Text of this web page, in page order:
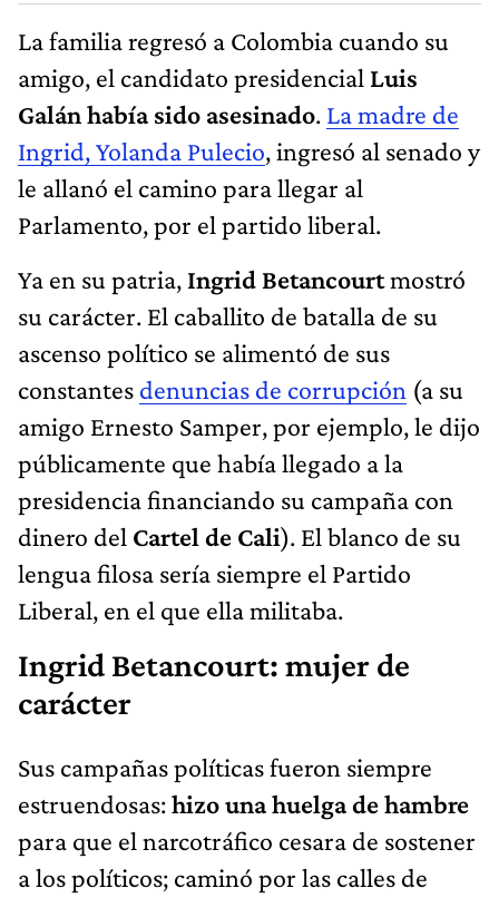
La familia regresó a Colombia cuando su
amigo, el candidato presidencial Luis
Galán había sido asesinado. La madre de
Ingrid, Yolanda Pulecio, ingresó al senado y
le allanó el camino para llegar al
Parlamento, por el partido liberal.
Ya en su patria, Ingrid Betancourtmostró
su carácter. El caballito de batalla de su
ascenso político se alimentó de sus
constantes denuncias de corrupción (a su
amigo Ernesto Samper, por ejemplo, le dijo
públicamente que había llegado a la
presidencia financiando su campaña con
dinero del Cartel de Cali). El blanco de su
lengua filosa sería siempre el Partido
Liberal, en el que ella militaba.
Ingrid Betancourt: mujer de
carácter
Sus campañas políticas fueron siempre
estruendosas:hizo una huelga de hambre
para que el narcotráfico cesara de sostener
a los políticos; caminó por las calles de